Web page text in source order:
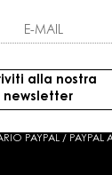
CARTA DI
PAYPAL / PAYPAL A
alla nostra
newsletter